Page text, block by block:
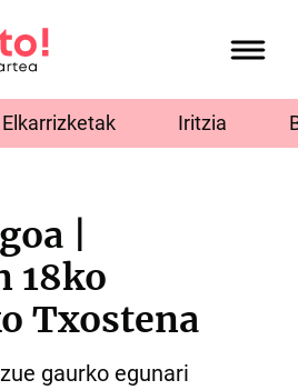
Elkarrizketak Iritzia
|
18ko
Txostena
gaurko egunari